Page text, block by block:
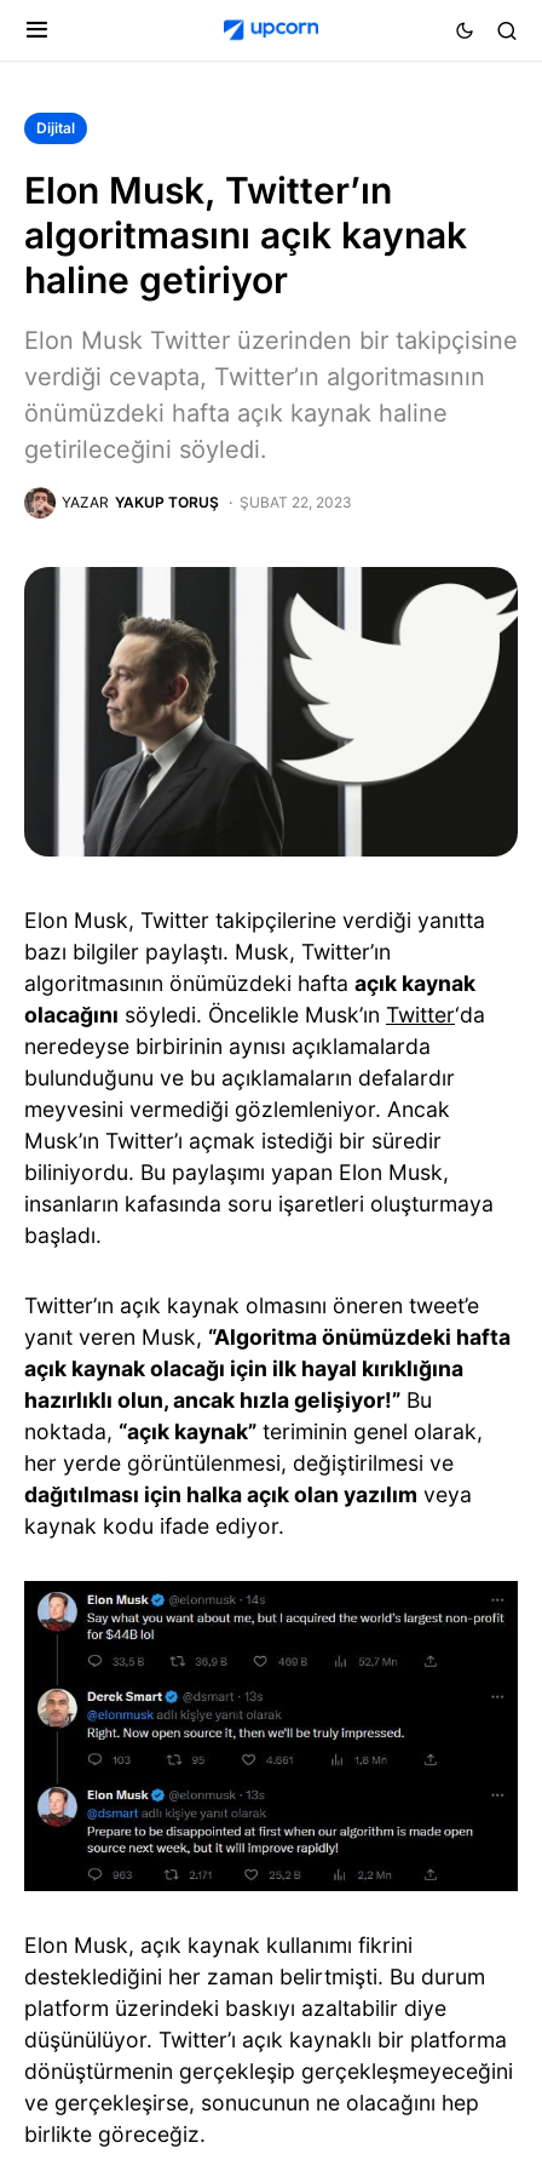
Dijital
Elon Musk, Twitter’ın
algoritmasını açık kaynak
haline getiriyor
Elon Musk Twitter üzerinden bir takipçisine
verdiği cevapta, Twitter’ın algoritmasının
önümüzdeki hafta açık kaynak haline
getirileceğini söyledi.
YAZAR YAKUP TORUŞ ŞUBAT 22, 2023
Elon Musk, Twitter takipçilerine verdiği yanıtta
bazı bilgiler paylaştı. Musk, Twitter’ın
algoritmasının önümüzdeki hafta açık kaynak
olacağını söyledi. Öncelikle Musk’ın Twitter‘da
neredeyse birbirinin aynısı açıklamalarda
bulunduğunu ve bu açıklamaların defalardır
meyvesini vermediği gözlemleniyor. Ancak
Musk’ın Twitter’ı açmak istediği bir süredir
biliniyordu. Bu paylaşımı yapan Elon Musk,
insanların kafasında soru işaretleri oluşturmaya
başladı.
Twitter’ın açık kaynak olmasını öneren tweet’e
yanıt veren Musk, “Algoritma önümüzdeki hafta
açık kaynak olacağı için ilk hayal kırıklığına
hazırlıklı olun, ancak hızla gelişiyor!” Bu
noktada, “açık kaynak” teriminin genel olarak,
her yerde görüntülenmesi, değiştirilmesi ve
dağıtılması için halka açık olan yazılım veya
kaynak kodu ifade ediyor.
Elon Musk, açık kaynak kullanımı fikrini
desteklediğini her zaman belirtmişti. Bu durum
platform üzerindeki baskıyı azaltabilir diye
düşünülüyor. Twitter’ı açık kaynaklı bir platforma
dönüştürmenin gerçekleşip gerçekleşmeyeceğini
ve gerçekleşirse, sonucunun ne olacağını hep
birlikte göreceğiz.